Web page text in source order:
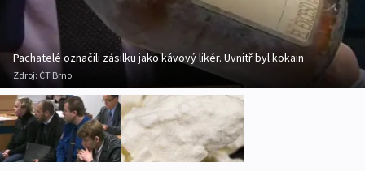
Pachatelé označili zásilku jako kávový likér. Uvnitř byl kokain
Zdroj: ČT Brno